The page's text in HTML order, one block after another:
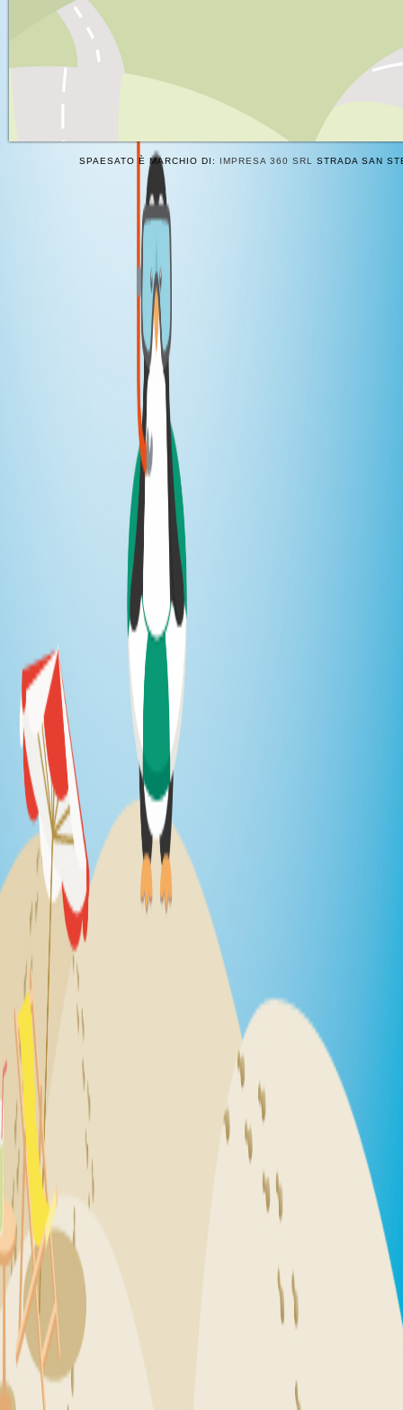
SPAESATO È MARCHIO DI: IMPRESA 360 SRL STRADA SAN